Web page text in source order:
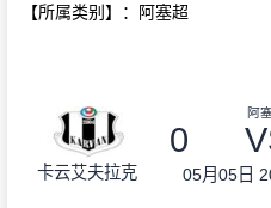
【所属类别】：阿塞超
卡云艾夫拉克
阿
0
05月05日